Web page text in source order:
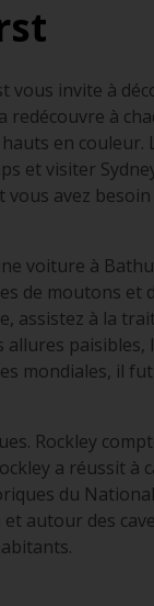
vous invite à
à
en couleur.
et visiter
avez
voiture à
de moutons
assistez à la
paisibles,
mondiales, il
Rockley
a réussit à
du
autour des